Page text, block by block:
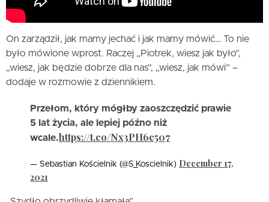
On zarządził, jak mamy jechać i jak mamy mówić… To nie
było mówione wprost. Raczej „Piotrek, wiesz jak było”,
„wiesz, jak będzie dobrze dla nas”, „wiesz, jak mówi” –
dodaje w rozmowie z dziennikiem.
Przełom, który mógłby zaoszczędzić prawie
5 lat życia, ale lepiej późno niż
wcale.https://t.co/Nx3PH6c507
— Sebastian Kościelnik (@S_Koscielnik) December 17,
2021